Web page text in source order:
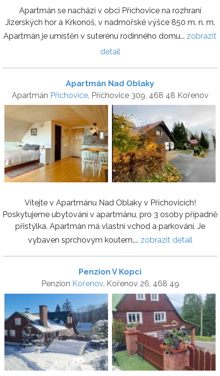
Apartmán se nachází v obci Příchovice na rozhraní
Jizerských hor a Krkonoš, v nadmořské výšce 850 m. n. m.
Apartmán je umístěn v suterénu rodinného domu... zobrazit
detail
Apartmán Nad Oblaky
Apartmán Příchovice, Příchovice 309, 468 48 Kořenov
Vítejte v Apartmánu Nad Oblaky v Příchovicích!
Poskytujeme ubytování v apartmánu, pro 3 osoby případně
přistýlka. Apartmán má vlastní vchod a parkování. Je
vybaven sprchovým koutem,... zobrazit detail
Penzion V Kopci
Penzion Kořenov, Kořenov 26, 468 49